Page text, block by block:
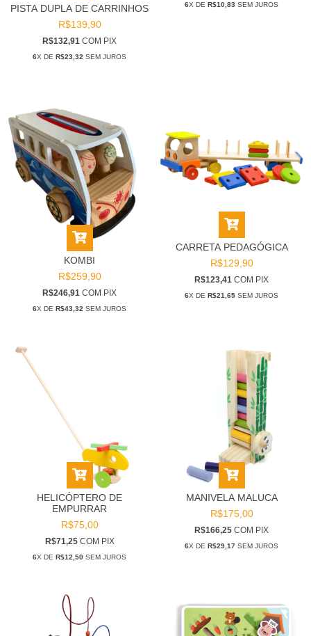
PISTA DUPLA DE CARRINHOS
R$139,90
R$132,91 COM PIX
6X DE R$23,32 SEM JUROS
6X DE R$10,83 SEM JUROS
KOMBI
R$259,90
R$246,91 COM PIX
6X DE R$43,32 SEM JUROS
CARRETA PEDAGÓGICA
R$129,90
R$123,41 COM PIX
6X DE R$21,65 SEM JUROS
HELICÓPTERO DE
EMPURRAR
R$75,00
R$71,25 COM PIX
6X DE R$12,50 SEM JUROS
MANIVELA MALUCA
R$175,00
R$166,25 COM PIX
6X DE R$29,17 SEM JUROS